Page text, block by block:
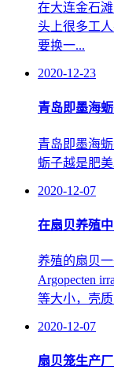
在大连金石
头上很多工
要换一...
2020-12-23
青岛即墨海
青岛即墨海
蛎子越是肥
2020-12-07
在扇贝养殖
养殖的扇贝
Argopecten
等大小，壳质
2020-12-07
扇贝笼生产